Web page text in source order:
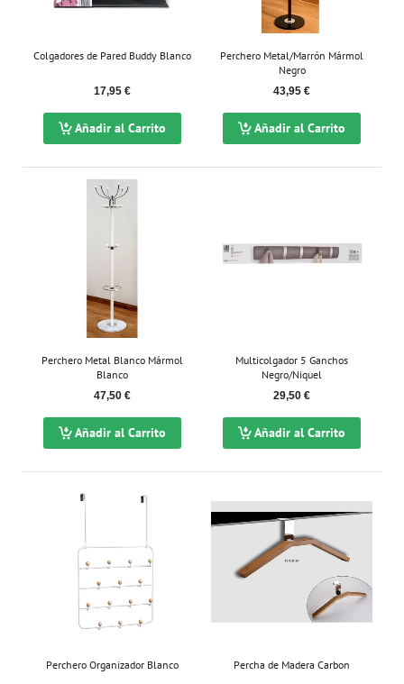
Colgadores de Pared Buddy Blanco
17,95 €
Añadir al Carrito
Perchero Metal/Marrón Mármol
Negro
43,95 €
Añadir al Carrito
Perchero Metal Blanco Mármol
Blanco
47,50 €
Añadir al Carrito
Multicolgador 5 Ganchos
Negro/Niquel
29,50 €
Añadir al Carrito
Perchero Organizador Blanco Percha de Madera Carbon